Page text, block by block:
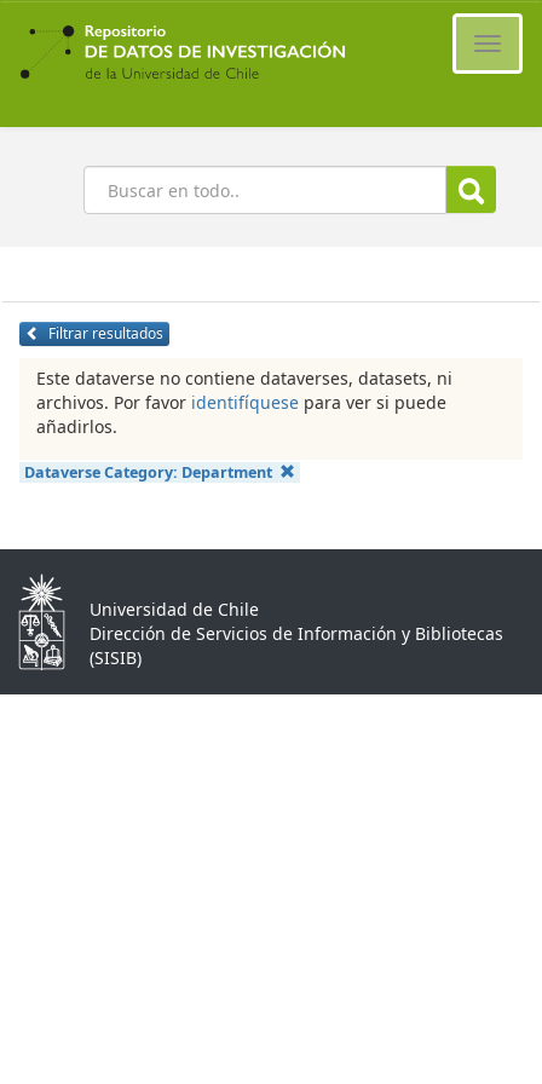
Ir
contenido
principal
Buscar
Filtrar resultados
Este dataverse no contiene dataverses, datasets, ni
archivos. Por favor identifíquese para ver si puede
añadirlos.
Dataverse Category: Department
Universidad de Chile
Dirección de Servicios de Información y Bibliotecas
(SISIB)